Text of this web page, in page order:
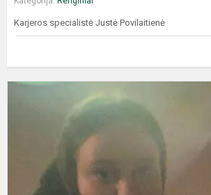
Karjeros specialistė Justė Povilaitienė